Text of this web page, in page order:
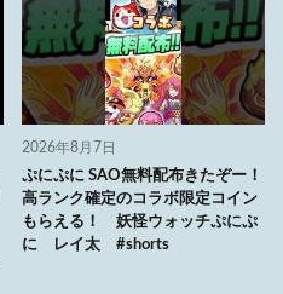
2026年8月7日
ぷにぷに SAO無料配布きたぞー！
高ランク確定のコラボ限定コイン
もらえる！ 妖怪ウォッチぷにぷ
に レイ太 #shorts